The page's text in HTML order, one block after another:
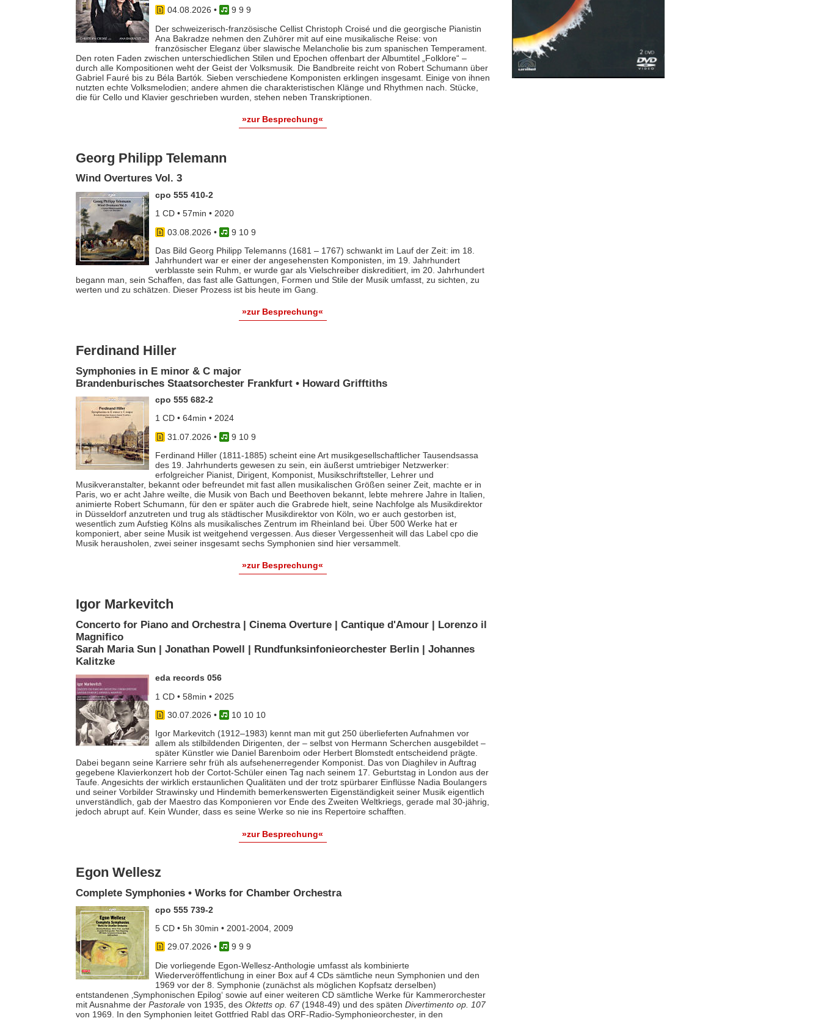
04.08.2026 •
9 9 9
Der schweizerisch-französische Cellist Christoph Croisé und die georgische Pianistin
Ana Bakradze nehmen den Zuhörer mit auf eine musikalische Reise: von
französischer Eleganz über slawische Melancholie bis zum spanischen Temperament.
Den roten Faden zwischen unterschiedlichen Stilen und Epochen offenbart der Albumtitel „Folklore“ –
durch alle Kompositionen weht der Geist der Volksmusik. Die Bandbreite reicht von Robert Schumann über
Gabriel Fauré bis zu Béla Bartók. Sieben verschiedene Komponisten erklingen insgesamt. Einige von ihnen
nutzten echte Volksmelodien; andere ahmen die charakteristischen Klänge und Rhythmen nach. Stücke,
die für Cello und Klavier geschrieben wurden, stehen neben Transkriptionen.
»zur Besprechung«
Georg Philipp Telemann
Wind Overtures Vol. 3
cpo 555 410-2
1 CD • 57min • 2020
03.08.2026 •
9 10 9
Das Bild Georg Philipp Telemanns (1681 – 1767) schwankt im Lauf der Zeit: im 18.
Jahrhundert war er einer der angesehensten Komponisten, im 19. Jahrhundert
verblasste sein Ruhm, er wurde gar als Vielschreiber diskreditiert, im 20. Jahrhundert
begann man, sein Schaffen, das fast alle Gattungen, Formen und Stile der Musik umfasst, zu sichten, zu
werten und zu schätzen. Dieser Prozess ist bis heute im Gang.
»zur Besprechung«
Ferdinand Hiller
Symphonies in E minor & C major
Brandenburisches Staatsorchester Frankfurt • Howard Grifftiths
cpo 555 682-2
1 CD • 64min • 2024
31.07.2026 •
9 10 9
Ferdinand Hiller (1811-1885) scheint eine Art musikgesellschaftlicher Tausendsassa
des 19. Jahrhunderts gewesen zu sein, ein äußerst umtriebiger Netzwerker:
erfolgreicher Pianist, Dirigent, Komponist, Musikschriftsteller, Lehrer und
Musikveranstalter, bekannt oder befreundet mit fast allen musikalischen Größen seiner Zeit, machte er in
Paris, wo er acht Jahre weilte, die Musik von Bach und Beethoven bekannt, lebte mehrere Jahre in Italien,
animierte Robert Schumann, für den er später auch die Grabrede hielt, seine Nachfolge als Musikdirektor
in Düsseldorf anzutreten und trug als städtischer Musikdirektor von Köln, wo er auch gestorben ist,
wesentlich zum Aufstieg Kölns als musikalisches Zentrum im Rheinland bei. Über 500 Werke hat er
komponiert, aber seine Musik ist weitgehend vergessen. Aus dieser Vergessenheit will das Label cpo die
Musik herausholen, zwei seiner insgesamt sechs Symphonien sind hier versammelt.
»zur Besprechung«
Igor Markevitch
Concerto for Piano and Orchestra | Cinema Overture | Cantique d'Amour | Lorenzo il
Magnifico
Sarah Maria Sun | Jonathan Powell | Rundfunksinfonieorchester Berlin | Johannes
Kalitzke
eda records 056
1 CD • 58min • 2025
30.07.2026 •
10 10 10
Igor Markevitch (1912–1983) kennt man mit gut 250 überlieferten Aufnahmen vor
allem als stilbildenden Dirigenten, der – selbst von Hermann Scherchen ausgebildet –
später Künstler wie Daniel Barenboim oder Herbert Blomstedt entscheidend prägte.
Dabei begann seine Karriere sehr früh als aufsehenerregender Komponist. Das von Diaghilev in Auftrag
gegebene Klavierkonzert hob der Cortot-Schüler einen Tag nach seinem 17. Geburtstag in London aus der
Taufe. Angesichts der wirklich erstaunlichen Qualitäten und der trotz spürbarer Einflüsse Nadia Boulangers
und seiner Vorbilder Strawinsky und Hindemith bemerkenswerten Eigenständigkeit seiner Musik eigentlich
unverständlich, gab der Maestro das Komponieren vor Ende des Zweiten Weltkriegs, gerade mal 30-jährig,
jedoch abrupt auf. Kein Wunder, dass es seine Werke so nie ins Repertoire schafften.
»zur Besprechung«
Egon Wellesz
Complete Symphonies • Works for Chamber Orchestra
cpo 555 739-2
5 CD • 5h 30min • 2001-2004, 2009
29.07.2026 •
9 9 9
Die vorliegende Egon-Wellesz-Anthologie umfasst als kombinierte
Wiederveröffentlichung in einer Box auf 4 CDs sämtliche neun Symphonien und den
1969 vor der 8. Symphonie (zunächst als möglichen Kopfsatz derselben)
entstandenen ‚Symphonischen Epilog‘ sowie auf einer weiteren CD sämtliche Werke für Kammerorchester
mit Ausnahme der Pastoralevon 1935, des Oktetts op. 67(1948-49) und des späten Divertimento op. 107
von 1969. In den Symphonien leitet Gottfried Rabl das ORF-Radio-Symphonieorchester, in den